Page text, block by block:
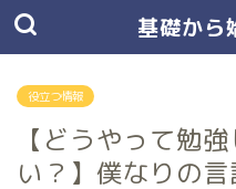
基礎から
役立つ情報
【どうやって勉
い？】僕なりの